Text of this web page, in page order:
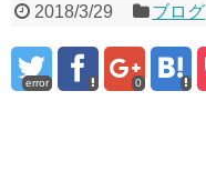
2018/3/29 ブログ
error 0